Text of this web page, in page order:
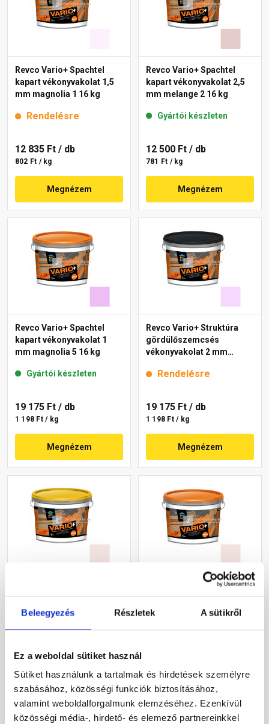
Beleegyezés Részletek A sütikről
Ez a weboldal sütiket használ
Sütiket használunk a tartalmak és hirdetések személyre
szabásához, közösségi funkciók biztosításához,
valamint weboldalforgalmunk elemzéséhez. Ezenkívül
közösségi média-, hirdető- és elemező partnereinkkel
Revco Vario+ Spachtel
kapart vékonyvakolat 1,5
mm magnolia 1 16 kg
Rendelésre
12 835 Ft / db
802 Ft / kg
Megnézem
Revco Vario+ Spachtel
kapart vékonyvakolat 2,5
mm melange 2 16 kg
Gyártói készleten
12 500 Ft / db
781 Ft / kg
Megnézem
Revco Vario+ Spachtel
kapart vékonyvakolat 1
mm magnolia 5 16 kg
Gyártói készleten
19 175 Ft / db
1 198 Ft / kg
Megnézem
Revco Vario+ Struktúra
gördülőszemcsés
vékonyvakolat 2 mm
Rendelésre
19 175 Ft / db
1 198 Ft / kg
Megnézem
vékonyvakolat melange 1
Gyártói készleten
992 Ft / kg
Megnézem
Revco Vario+ Spachtel
mm melange 1 16 kg
781 Ft / kg
Megnézem